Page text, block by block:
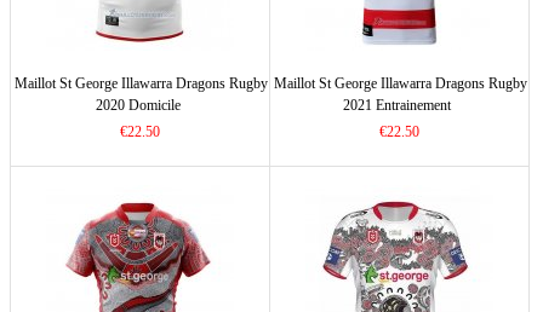
Maillot St George Illawarra Dragons Rugby
2020 Domicile
€22.50
Maillot St George Illawarra Dragons Rugby
2021 Entrainement
€22.50